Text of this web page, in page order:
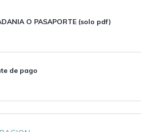
O PASAPORTE (solo pdf)
de pago